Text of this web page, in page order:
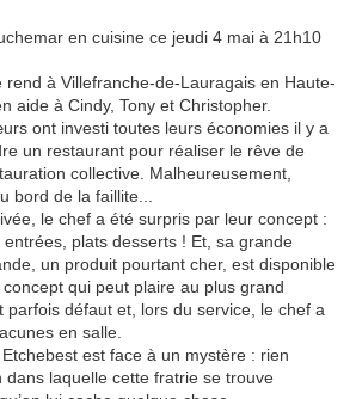
en cuisine ce jeudi 4 mai à 21h10
rend à Villefranche-de-Lauragais en Haute-
aide à Cindy, Tony et Christopher.
ont investi toutes leurs économies il y a
un restaurant pour réaliser le rêve de
collective. Malheureusement,
bord de la faillite...
le chef a été surpris par leur concept :
plats desserts ! Et, sa grande
un produit pourtant cher, est disponible
qui peut plaire au plus grand
parfois défaut et, lors du service, le chef a
en salle.
est face à un mystère : rien
dans laquelle cette fratrie se trouve